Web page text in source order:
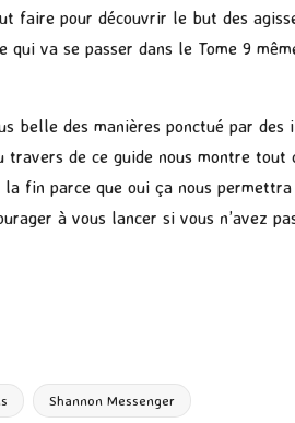
faire pour découvrir le but des
qui va se passer dans le Tome 9
belle des manières ponctué par des
travers de ce guide nous montre tout
fin parce que oui ça nous
à vous lancer si vous n’avez
Shannon Messenger